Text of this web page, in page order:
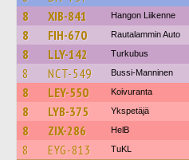
8 XIB-841 Hangon Liikenne
8 FIH-670 Rautalammin Auto
8 LLY-142 Turkubus
8 NCT-549 Bussi-Manninen
8 LEY-550 Koivuranta
8 LYB-375 Ykspetäjä
8 ZIX-286 HelB
8 EYG-813 TuKL